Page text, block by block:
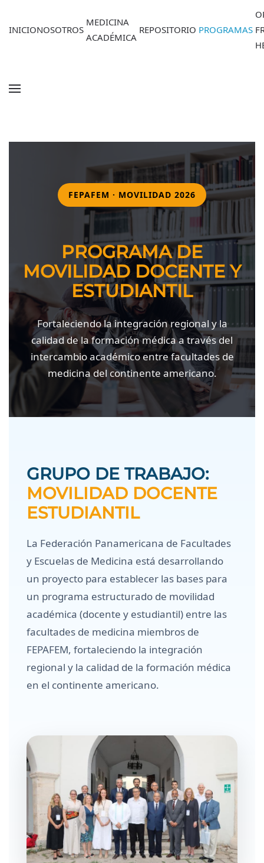
INICIONOSOTROS
MEDICINA
ACADÉMICA
REPOSITORIO PROGRAMAS
FEPAFEM · MOVILIDAD 2026
PROGRAMA DE
MOVILIDAD DOCENTE Y
ESTUDIANTIL
Fortaleciendo la integración regional y la
calidad de la formación médica a través del
intercambio académico entre facultades de
medicina del continente americano.
GRUPO DE TRABAJO:
MOVILIDAD DOCENTE
ESTUDIANTIL
La Federación Panamericana de Facultades
y Escuelas de Medicina está desarrollando
un proyecto para establecer las bases para
un programa estructurado de movilidad
académica (docente y estudiantil) entre las
facultades de medicina miembros de
FEPAFEM, fortaleciendo la integración
regional y la calidad de la formación médica
en el continente americano.